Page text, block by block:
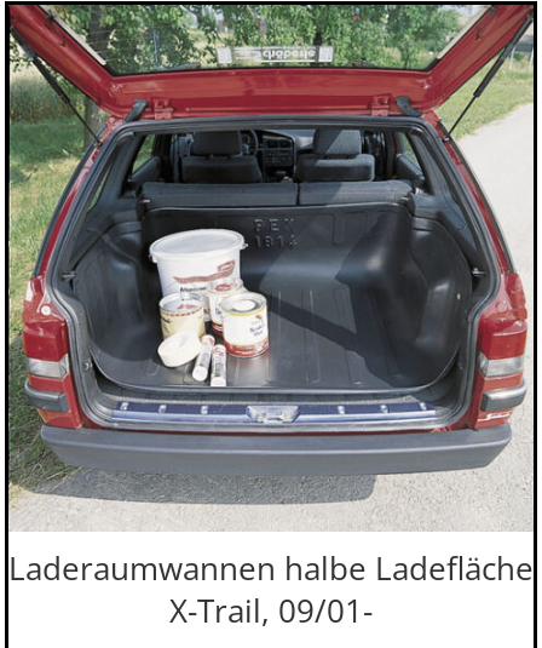
Laderaumwannen halbe Ladefläche
X-Trail, 09/01-